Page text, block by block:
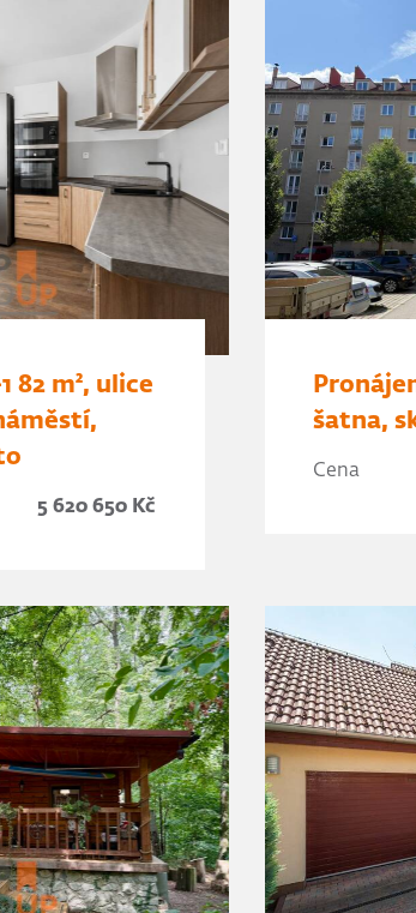
82 m², ulice
5 620 650 Kč
šatna,
Cena